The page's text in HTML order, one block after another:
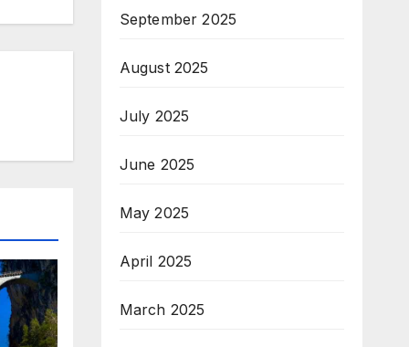
September 2025
August 2025
July 2025
June 2025
May 2025
April 2025
March 2025